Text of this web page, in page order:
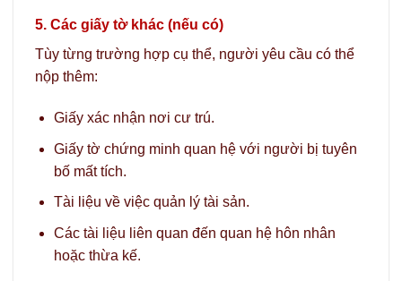
5. Các giấy tờ khác (nếu có)
Tùy từng trường hợp cụ thể, người yêu cầu có thể
nộp thêm:
Giấy xác nhận nơi cư trú.
Giấy tờ chứng minh quan hệ với người bị tuyên
bố mất tích.
Tài liệu về việc quản lý tài sản.
Các tài liệu liên quan đến quan hệ hôn nhân
hoặc thừa kế.